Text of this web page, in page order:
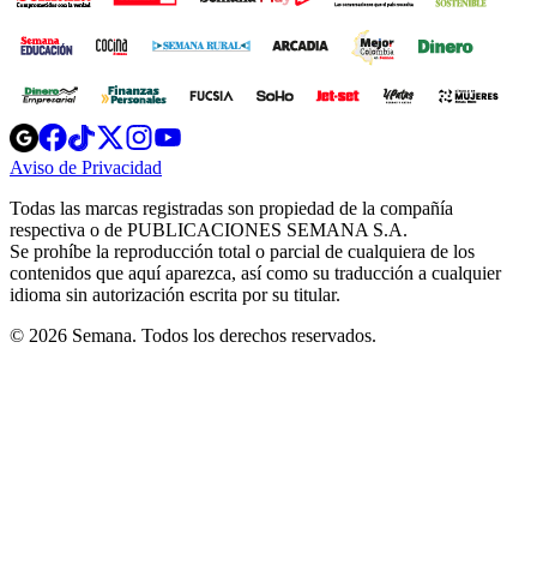
Opens
in
new
Opens
in
new
Opens
in
new
window
Opens
new
windowwindow
Aviso de Privacidad
new
window
Todas las marcas registradas son propiedad de la compañía
respectiva o de PUBLICACIONES SEMANA S.A.
Se prohíbe la reproducción total o parcial de cualquiera de los
contenidos que aquí aparezca, así como su traducción a cualquier
idioma sin autorización escrita por su titular.
© 2026 Semana. Todos los derechos reservados.